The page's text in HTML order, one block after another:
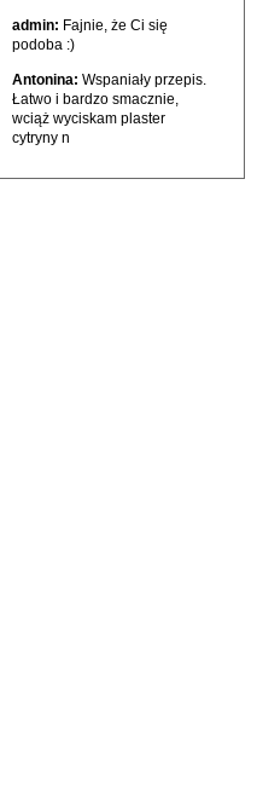
admin: Fajnie, że Ci się
podoba :)
Antonina: Wspaniały przepis.
Łatwo i bardzo smacznie,
wciąż wyciskam plaster
cytryny n